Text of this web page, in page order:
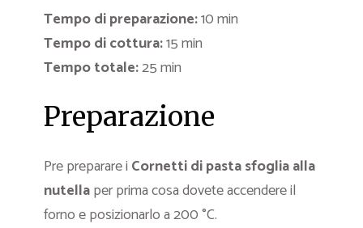
Tempo di preparazione:10 min
Tempo di cottura:15 min
Tempo totale:25 min
Preparazione
Pre preparare i Cornetti di pasta sfoglia alla
nutellaper prima cosa dovete accendere il
forno e posizionarlo a 200 °C.